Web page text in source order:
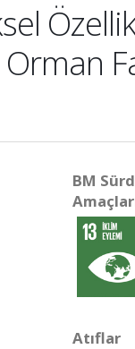
Orman
BM
Atıflar